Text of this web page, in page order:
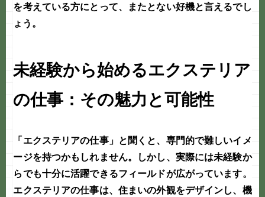
を考えている方にとって、またとない好機と言えるでし
ょう。
未経験から始めるエクステリア
の仕事：その魅力と可能性
「エクステリアの仕事」と聞くと、専門的で難しいイメ
ージを持つかもしれません。しかし、実際には未経験か
らでも十分に活躍できるフィールドが広がっています。
エクステリアの仕事は、住まいの外観をデザインし、機